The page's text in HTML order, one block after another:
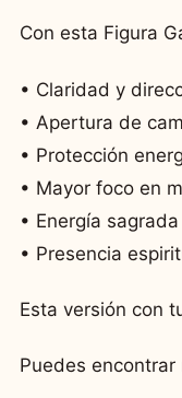
Con esta Figura
• Claridad y
• Apertura de
• Protección
• Mayor foco en
• Energía
• Presencia
Esta versión con
Puedes